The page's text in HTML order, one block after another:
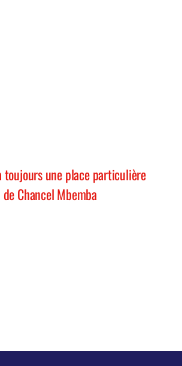
toujours une place particulière
Chancel Mbemba